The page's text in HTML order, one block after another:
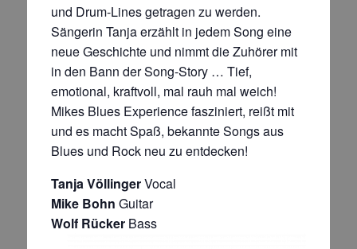
und Drum-Lines getragen zu werden.
Sängerin Tanja erzählt in jedem Song eine
neue Geschichte und nimmt die Zuhörer mit
in den Bann der Song-Story … Tief,
emotional, kraftvoll, mal rauh mal weich!
Mikes Blues Experience fasziniert, reißt mit
und es macht Spaß, bekannte Songs aus
Blues und Rock neu zu entdecken!
Tanja VöllingerVocal
Mike Bohn Guitar
Wolf Rücker Bass